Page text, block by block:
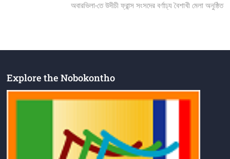
post:
অবারভিলা-তে উদীচী ফ্রান্স সংসদের বর্ণাঢ্য বৈশাখী মেলা অনুষ্ঠিত
Explore the Nobokontho